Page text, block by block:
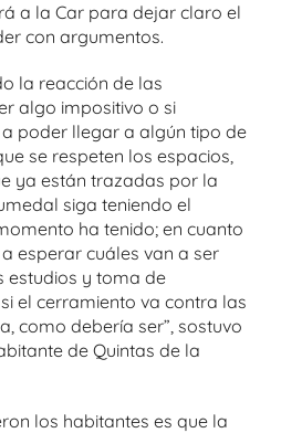
a la Car para dejar claro el
con argumentos.
la reacción de las
algo impositivo o si
poder llegar a algún tipo de
se respeten los espacios,
ya están trazadas por la
siga teniendo el
ha tenido; en cuanto
esperar cuáles van a ser
estudios y toma de
el cerramiento va contra las
como debería ser”, sostuvo
de Quintas de la
los habitantes es que la